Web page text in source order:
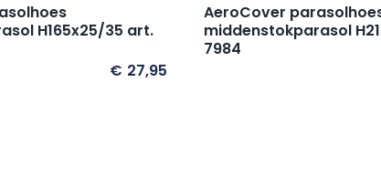
H165x25/35 art.
€ 27,95
AeroCover
middenstokparasol
7984